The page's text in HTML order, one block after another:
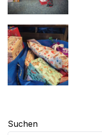
Suchen